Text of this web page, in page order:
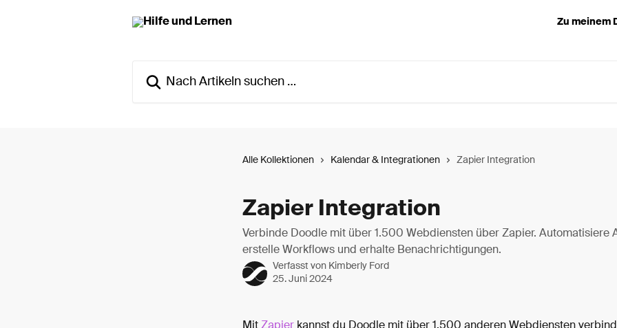
Zu meinem
Alle Kollektionen Kalendar & Integrationen Zapier Integration
Zapier Integration
Verbinde Doodle mit über 1.500 Webdiensten über Zapier. Automatisiere
erstelle Workflows und erhalte Benachrichtigungen.
Verfasst von Kimberly Ford
25. Juni 2024